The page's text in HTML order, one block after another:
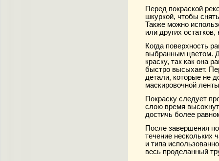
Перед покраской
шкуркой, чтобы
Также можно
или других
Когда поверхность
выбранным цветом.
краску, так как она
быстро высыхает.
детали, которые не
маскировочной
Покраску следует
слою время
достичь более
После завершения
течение нескольких
и типа
весь проделанный